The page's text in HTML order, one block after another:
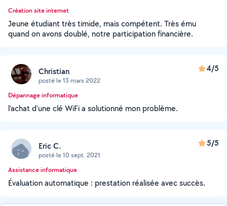
Création site internet
Jeune étudiant très timide, mais compétent. Très ému
quand on avons doublé, notre participation financière.
Christian
posté le 13 mars 2022
4/5
Dépannage informatique
l'achat d'une clé WiFi a solutionné mon problème.
Eric C.
posté le 10 sept. 2021
5/5
Assistance informatique
Évaluation automatique : prestation réalisée avec succès.